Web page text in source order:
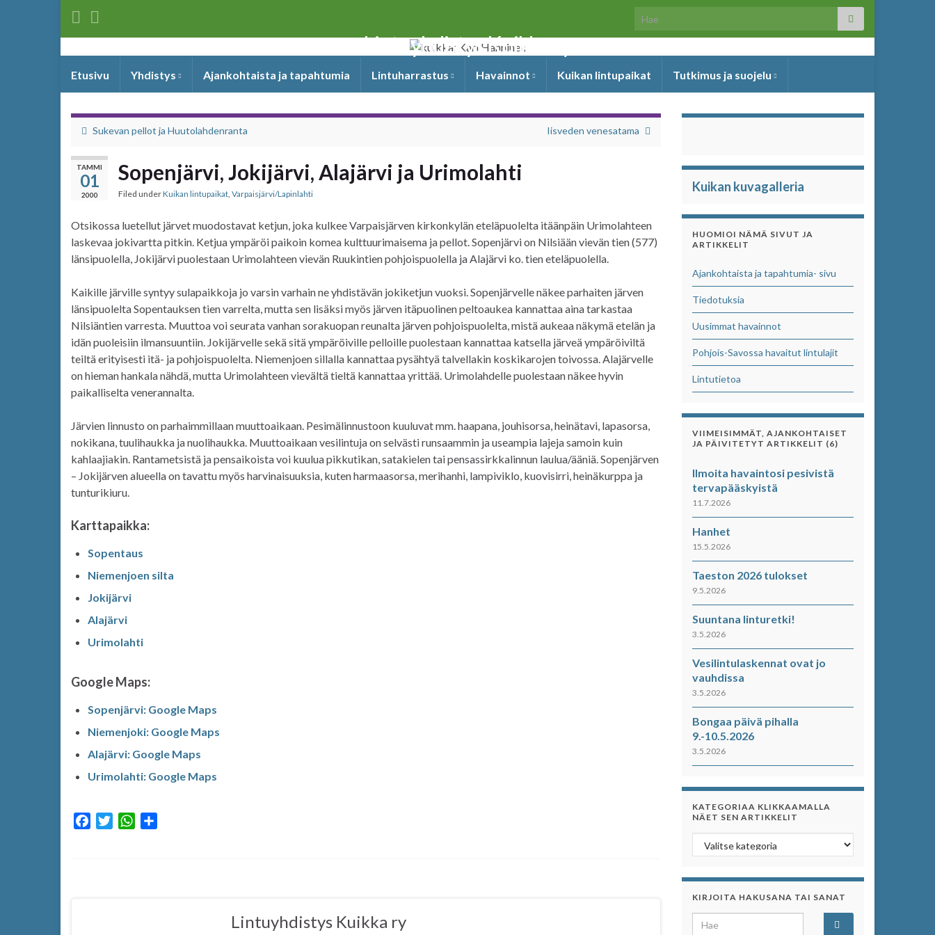
Search for:
Lintuyhdistys Kuikka ry
Etusivu Yhdistys Ajankohtaista ja tapahtumia Lintuharrastus Havainnot Kuikan lintupaikat Tutkimus ja suojelu
Sukevan pellot ja Huutolahdenranta Iisveden venesatama
TAMMI
01
2000
Sopenjärvi, Jokijärvi, Alajärvi ja Urimolahti
Filed underKuikan lintupaikat, Varpaisjärvi/Lapinlahti
Otsikossa luetellut järvet muodostavat ketjun, joka kulkee Varpaisjärven kirkonkylän eteläpuolelta itäänpäin Urimolahteen
laskevaa jokivartta pitkin. Ketjua ympäröi paikoin komea kulttuurimaisema ja pellot. Sopenjärvi on Nilsiään vievän tien (577)
länsipuolella, Jokijärvi puolestaan Urimolahteen vievän Ruukintien pohjoispuolella ja Alajärvi ko. tien eteläpuolella.
Kaikille järville syntyy sulapaikkoja jo varsin varhain ne yhdistävän jokiketjun vuoksi. Sopenjärvelle näkee parhaiten järven
länsipuolelta Sopentauksen tien varrelta, mutta sen lisäksi myös järven itäpuolinen peltoaukea kannattaa aina tarkastaa
Nilsiäntien varresta. Muuttoa voi seurata vanhan sorakuopan reunalta järven pohjoispuolelta, mistä aukeaa näkymä etelän ja
idän puoleisiin ilmansuuntiin. Jokijärvelle sekä sitä ympäröiville pelloille puolestaan kannattaa katsella järveä ympäröiviltä
teiltä erityisesti itä- ja pohjoispuolelta. Niemenjoen sillalla kannattaa pysähtyä talvellakin koskikarojen toivossa. Alajärvelle
on hieman hankala nähdä, mutta Urimolahteen vievältä tieltä kannattaa yrittää. Urimolahdelle puolestaan näkee hyvin
paikalliselta venerannalta.
Järvien linnusto on parhaimmillaan muuttoaikaan. Pesimälinnustoon kuuluvat mm. haapana, jouhisorsa, heinätavi, lapasorsa,
nokikana, tuulihaukka ja nuolihaukka. Muuttoaikaan vesilintuja on selvästi runsaammin ja useampia lajeja samoin kuin
kahlaajiakin. Rantametsistä ja pensaikoista voi kuulua pikkutikan, satakielen tai pensassirkkalinnun laulua/ääniä. Sopenjärven
– Jokijärven alueella on tavattu myös harvinaisuuksia, kuten harmaasorsa, merihanhi, lampiviklo, kuovisirri, heinäkurppa ja
tunturikiuru.
Karttapaikka:
Sopentaus
Niemenjoen silta
Jokijärvi
Alajärvi
Urimolahti
Google Maps:
Sopenjärvi: Google Maps
Niemenjoki: Google Maps
Alajärvi: Google Maps
Urimolahti: Google Maps
W
Lintuyhdistys Kuikka ry
Kuikan kuvagalleria
HUOMIOI NÄMÄ SIVUT JA
ARTIKKELIT
Ajankohtaista ja tapahtumia- sivu
Tiedotuksia
Uusimmat havainnot
Pohjois-Savossa havaitut lintulajit
Lintutietoa
VIIMEISIMMÄT, AJANKOHTAISET
JA PÄIVITETYT ARTIKKELIT (6)
Ilmoita havaintosi pesivistä
tervapääskyistä
11.7.2026
Hanhet
15.5.2026
Taeston 2026 tulokset
9.5.2026
Suuntana linturetki!
3.5.2026
Vesilintulaskennat ovat jo
vauhdissa
3.5.2026
Bongaa päivä pihalla
9.-10.5.2026
3.5.2026
KATEGORIAA KLIKKAAMALLA
NÄET SEN ARTIKKELIT
Kategoriaa klikkaamalla näet sen artikkelit
KIRJOITA HAKUSANA TAI SANAT
Search for: